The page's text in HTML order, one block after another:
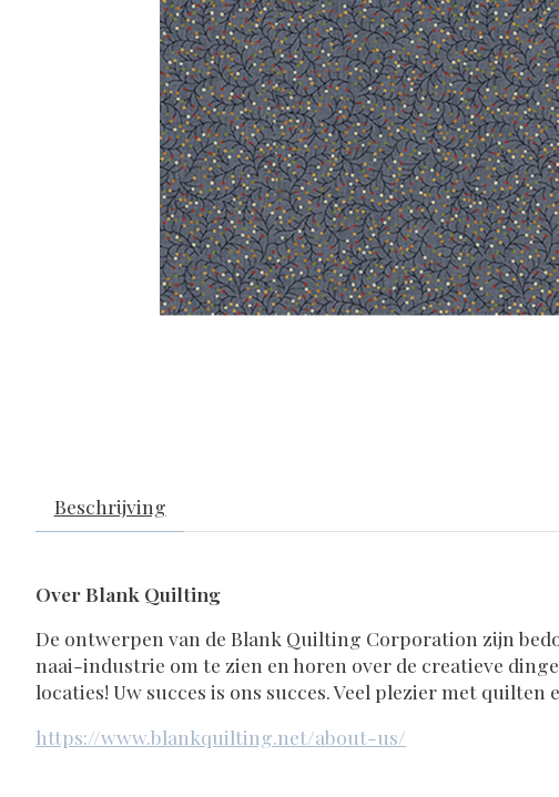
Beschrijving
Over Blank Quilting
De ontwerpen van de Blank Quilting Corporation zijn
naai-industrie om te zien en horen over de creatieve
locaties! Uw succes is ons succes. Veel plezier met quilten
https://www.blankquilting.net/about-us/